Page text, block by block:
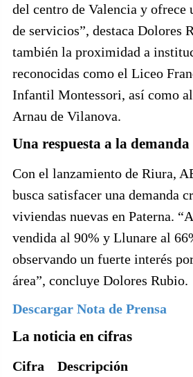
del centro de Valencia y ofrece
de servicios”, destaca Dolores
también la proximidad a
reconocidas como el Liceo
Infantil Montessori, así como
Arnau de Vilanova.
Una respuesta a la
Con el lanzamiento de Riura,
busca satisfacer una demanda
viviendas nuevas en Paterna.
vendida al 90% y Llunare al
observando un fuerte interés
área”, concluye Dolores Rubio.
Descargar Nota de Prensa
La noticia en cifras
Cifra Descripción